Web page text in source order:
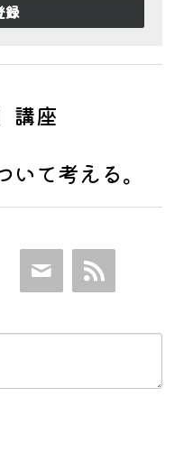
録
講座
て考える。